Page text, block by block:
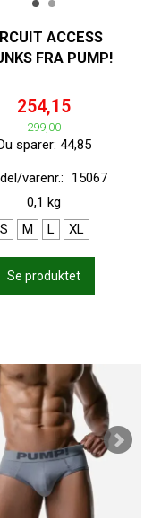
ACCESS
FRA PUMP!
254,15
299,00
sparer: 44,85
varenr.:
15067
0,1 kg
S
M L XL
Se produktet